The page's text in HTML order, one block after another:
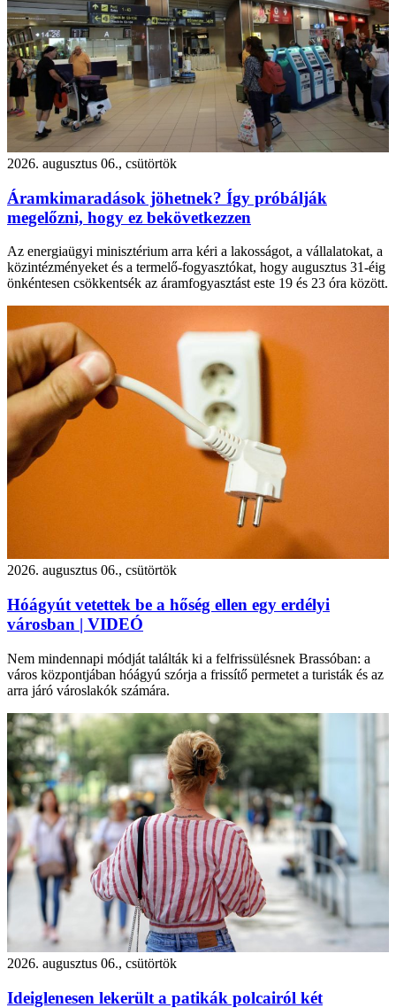
2026. augusztus 06., csütörtök
Áramkimaradások jöhetnek? Így próbálják
megelőzni, hogy ez bekövetkezzen
Az energiaügyi minisztérium arra kéri a lakosságot, a vállalatokat, a
közintézményeket és a termelő-fogyasztókat, hogy augusztus 31-éig
önkéntesen csökkentsék az áramfogyasztást este 19 és 23 óra között.
2026. augusztus 06., csütörtök
Hóágyút vetettek be a hőség ellen egy erdélyi
városban | VIDEÓ
Nem mindennapi módját találták ki a felfrissülésnek Brassóban: a
város központjában hóágyú szórja a frissítő permetet a turisták és az
arra járó városlakók számára.
2026. augusztus 06., csütörtök
Ideiglenesen lekerült a patikák polcairól két